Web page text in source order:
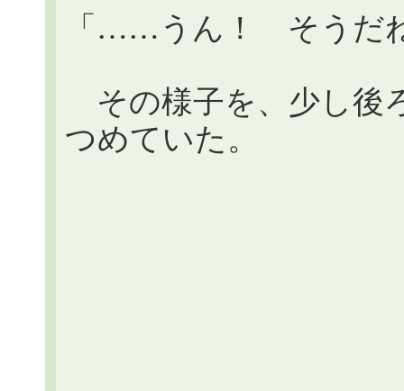
「……うん！ そうだ
その様子を、少し後
つめていた。